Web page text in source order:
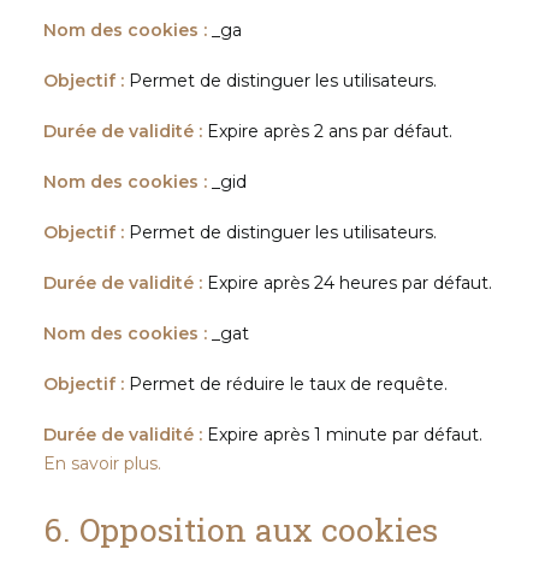
Nom des cookies : _ga
Objectif : Permet de distinguer les utilisateurs.
Durée de validité : Expire après 2 ans par défaut.
Nom des cookies : _gid
Objectif : Permet de distinguer les utilisateurs.
Durée de validité : Expire après 24 heures par défaut.
Nom des cookies : _gat
Objectif : Permet de réduire le taux de requête.
Durée de validité : Expire après 1 minute par défaut.
En savoir plus.
6. Opposition aux cookies